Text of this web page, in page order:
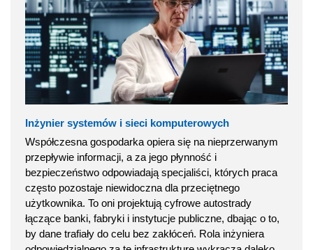
Inżynier systemów i sieci komputerowych
Współczesna gospodarka opiera się na nieprzerwanym
przepływie informacji, a za jego płynność i
bezpieczeństwo odpowiadają specjaliści, których praca
często pozostaje niewidoczna dla przeciętnego
użytkownika. To oni projektują cyfrowe autostrady
łączące banki, fabryki i instytucje publiczne, dbając o to,
by dane trafiały do celu bez zakłóceń. Rola inżyniera